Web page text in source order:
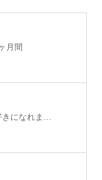
月間
になれま…